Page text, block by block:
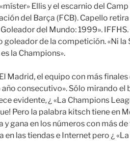
Ellis y el escarnio del
del Barça (FCB). Capello
del Mundo: 1999». IFFHS.
de la competición. «Ni la
la Champions».
Madrid, el equipo con más
consecutivo». Sólo mirando el
evidente, ¿ «La Champions
Pero la palabra kitsch tiene en
gana en los números con más
las tiendas e Internet pero ¿